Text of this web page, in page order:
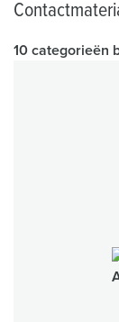
10 categorieën